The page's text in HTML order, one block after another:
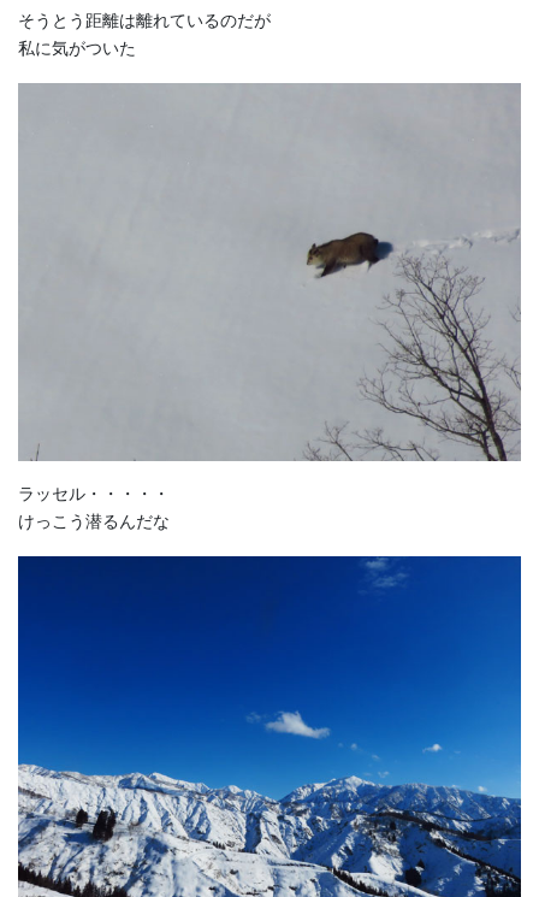
そうとう距離は離れているのだが
私に気がついた
ラッセル・・・・・
けっこう潜るんだな